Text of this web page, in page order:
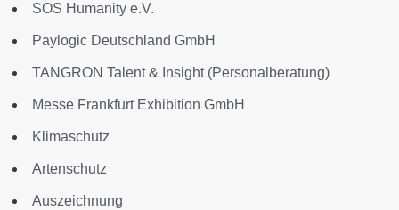
SOS Humanity e.V.
Paylogic Deutschland GmbH
TANGRON Talent & Insight (Personalberatung)
Messe Frankfurt Exhibition GmbH
Klimaschutz
Artenschutz
Auszeichnung